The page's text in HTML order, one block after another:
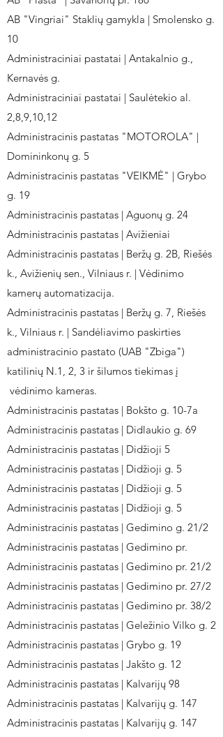
AB "Vingriai" Staklių gamykla | Smolensko g.
10
Administraciniai pastatai | Antakalnio g.,
Kernavės g.
Administraciniai pastatai | Saulėtekio al.
2,8,9,10,12
Administracinis pastatas "MOTOROLA" |
Domininkonų g. 5
Administracinis pastatas "VEIKMĖ" | Grybo
g. 19
Administracinis pastatas | Aguonų g. 24
Administracinis pastatas | Avižieniai
Administracinis pastatas | Beržų g. 2B, Riešės
k., Avižienių sen., Vilniaus r. | Vėdinimo
kamerų automatizacija.
Administracinis pastatas | Beržų g. 7, Riešės
k., Vilniaus r. | Sandėliavimo paskirties
administracinio pastato (UAB "Zbiga")
katilinių N.1, 2, 3 ir šilumos tiekimas į
vėdinimo kameras.
Administracinis pastatas | Bokšto g. 10-7a
Administracinis pastatas | Didlaukio g. 69
Administracinis pastatas | Didžioji 5
Administracinis pastatas | Didžioji g. 5
Administracinis pastatas | Didžioji g. 5
Administracinis pastatas | Didžioji g. 5
Administracinis pastatas | Gedimino g. 21/2
Administracinis pastatas | Gedimino pr.
Administracinis pastatas | Gedimino pr. 21/2
Administracinis pastatas | Gedimino pr. 27/2
Administracinis pastatas | Gedimino pr. 38/2
Administracinis pastatas | Geležinio Vilko g. 2
Administracinis pastatas | Grybo g. 19
Administracinis pastatas | Jakšto g. 12
Administracinis pastatas | Kalvarijų 98
Administracinis pastatas | Kalvarijų g. 147
Administracinis pastatas | Kalvarijų g. 147